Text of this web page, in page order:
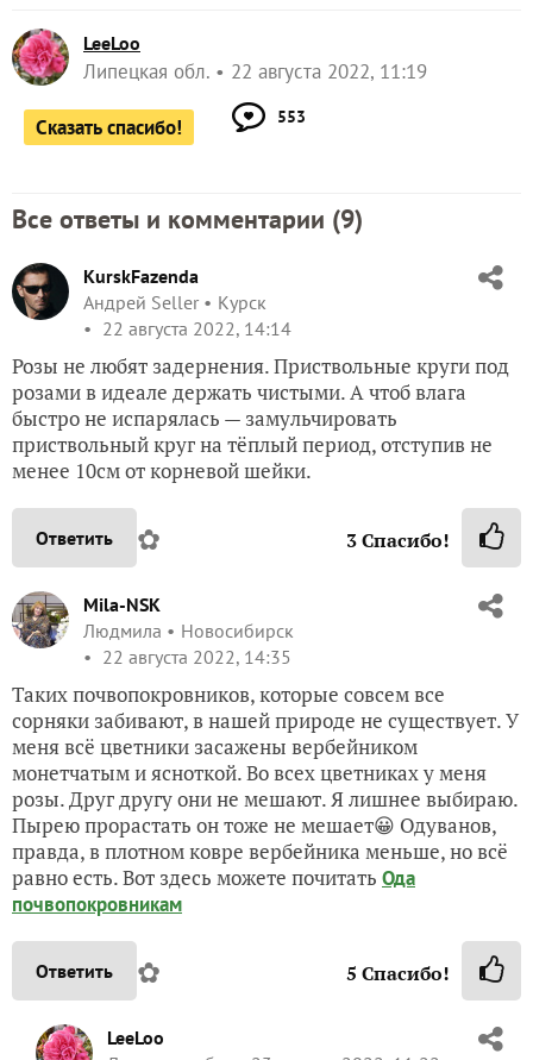
LeeLoo
Липецкая обл. 22 августа 2022, 11:19
Сказать спасибо! 553
Все ответы и комментарии (9)
KurskFazenda
Андрей Seller
Курск
22 августа 2022, 14:14
Розы не любят задернения. Приствольные круги под
розами в идеале держать чистыми. А чтоб влага
быстро не испарялась — замульчировать
приствольный круг на тёплый период, отступив не
менее 10см от корневой шейки.
Ответить ✿ 3Спасибо!
Mila-NSK
Людмила
Новосибирск
22 августа 2022, 14:35
Таких почвопокровников, которые совсем все
сорняки забивают, в нашей природе не существует. У
меня всё цветники засажены вербейником
монетчатым и ясноткой. Во всех цветниках у меня
розы. Друг другу они не мешают. Я лишнее выбираю.
Пырею прорастать он тоже не мешает😀 Одуванов,
правда, в плотном ковре вербейника меньше, но всё
равно есть. Вот здесь можете почитать Ода
почвопокровникам
Ответить ✿ 5 Спасибо!
LeeLoo